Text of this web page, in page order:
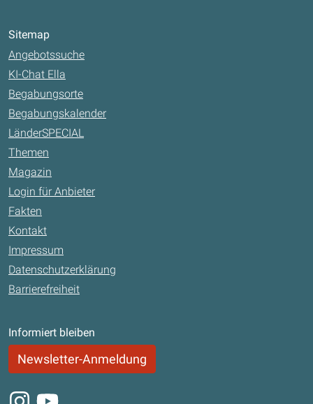
Sitemap
Angebotssuche
KI-Chat Ella
Begabungsorte
Begabungskalender
LänderSPECIAL
Themen
Magazin
Login für Anbieter
Fakten
Kontakt
Impressum
Datenschutzerklärung
Barrierefreiheit
Informiert bleiben
Newsletter-Anmeldung
Instagram
Youtube